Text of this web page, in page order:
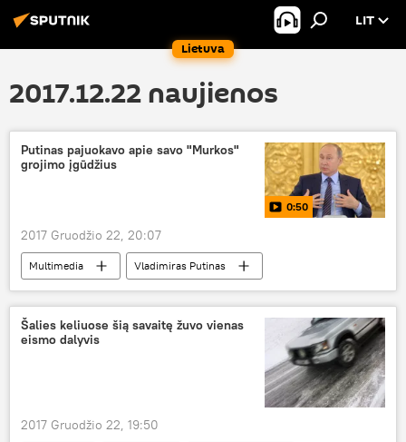
Lietuva
LIT
2017.12.22 naujienos
Putinas pajuokavo apie savo "Murkos"
grojimo įgūdžius
0:50
2017 Gruodžio 22, 20:07
Multimedia
Vladimiras Putinas
Denisas Macujevas
Šalies keliuose šią savaitę žuvo vienas
eismo dalyvis
2017 Gruodžio 22, 19:50